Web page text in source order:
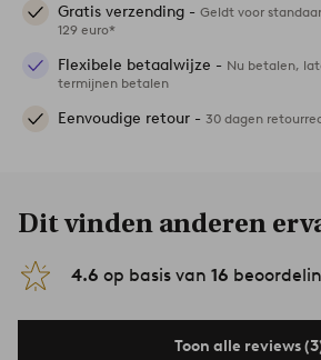
Gratis verzending - Geldt voor
129 euro*
Flexibele betaalwijze - Nu betalen,
termijnen betalen
Eenvoudige retour - 30 dagen
Dit vinden anderen
4.6 op basis van 16
Toon alle reviews